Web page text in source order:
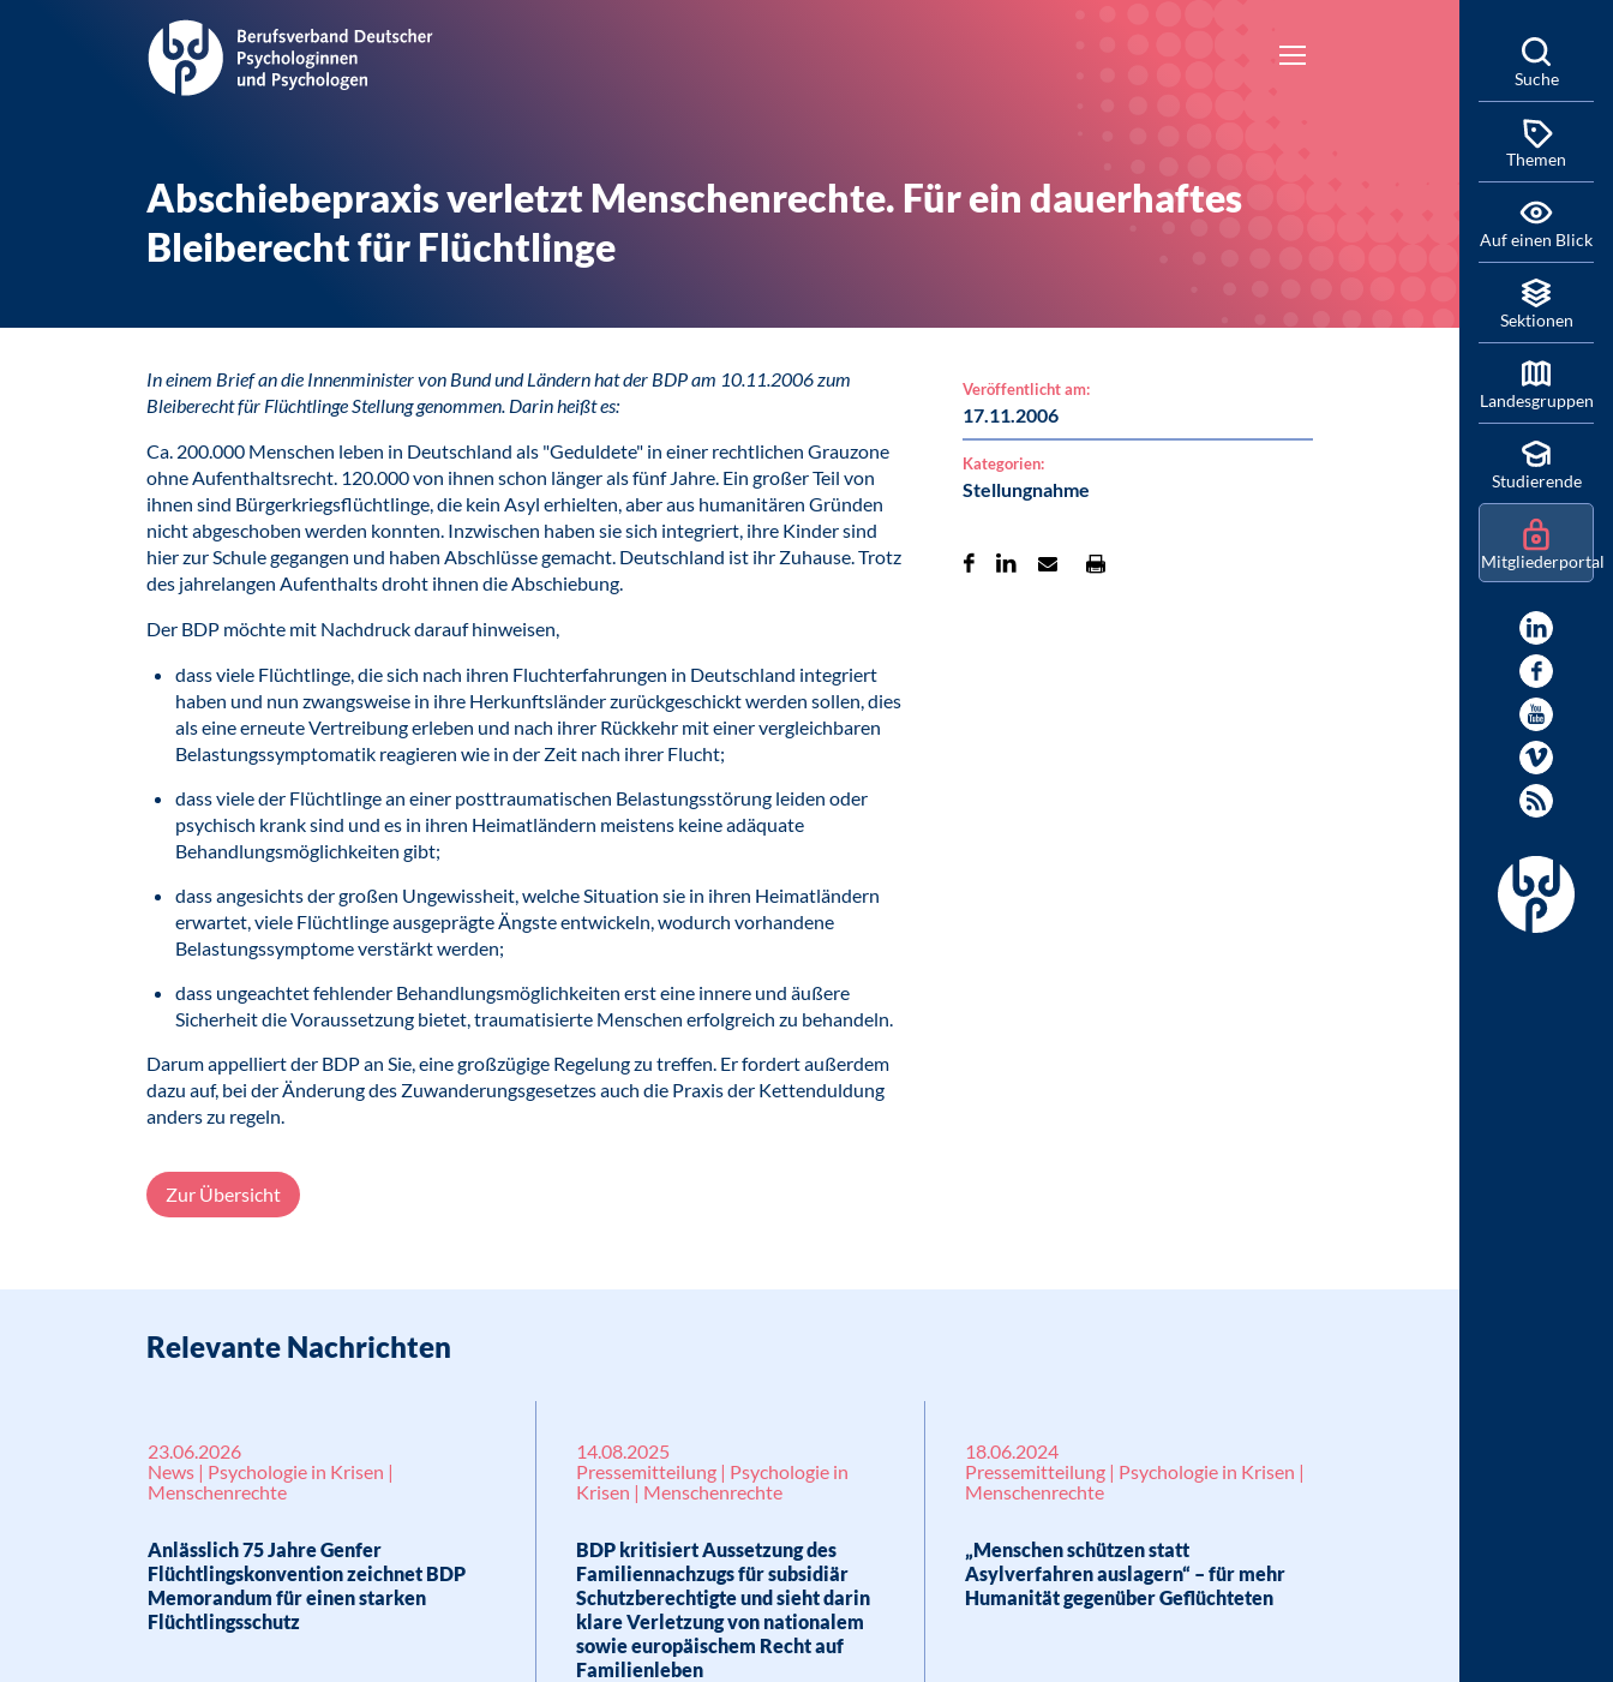
Abschiebepraxis verletzt Menschenrechte. Für ein dauerhaftes
Bleiberecht für Flüchtlinge
In einem Brief an die Innenminister von Bund und Ländern hat der BDP am 10.11.2006 zum
Bleiberecht für Flüchtlinge Stellung genommen. Darin heißt es:
Ca. 200.000 Menschen leben in Deutschland als "Geduldete" in einer rechtlichen Grauzone
ohne Aufenthaltsrecht. 120.000 von ihnen schon länger als fünf Jahre. Ein großer Teil von
ihnen sind Bürgerkriegsflüchtlinge, die kein Asyl erhielten, aber aus humanitären Gründen
nicht abgeschoben werden konnten. Inzwischen haben sie sich integriert, ihre Kinder sind
hier zur Schule gegangen und haben Abschlüsse gemacht. Deutschland ist ihr Zuhause. Trotz
des jahrelangen Aufenthalts droht ihnen die Abschiebung.
Der BDP möchte mit Nachdruck darauf hinweisen,
dass viele Flüchtlinge, die sich nach ihren Fluchterfahrungen in Deutschland integriert
haben und nun zwangsweise in ihre Herkunftsländer zurückgeschickt werden sollen, dies
als eine erneute Vertreibung erleben und nach ihrer Rückkehr mit einer vergleichbaren
Belastungssymptomatik reagieren wie in der Zeit nach ihrer Flucht;
dass viele der Flüchtlinge an einer posttraumatischen Belastungsstörung leiden oder
psychisch krank sind und es in ihren Heimatländern meistens keine adäquate
Behandlungsmöglichkeiten gibt;
dass angesichts der großen Ungewissheit, welche Situation sie in ihren Heimatländern
erwartet, viele Flüchtlinge ausgeprägte Ängste entwickeln, wodurch vorhandene
Belastungssymptome verstärkt werden;
dass ungeachtet fehlender Behandlungsmöglichkeiten erst eine innere und äußere
Sicherheit die Voraussetzung bietet, traumatisierte Menschen erfolgreich zu behandeln.
Darum appelliert der BDP an Sie, eine großzügige Regelung zu treffen. Er fordert außerdem
dazu auf, bei der Änderung des Zuwanderungsgesetzes auch die Praxis der Kettenduldung
anders zu regeln.
Veröffentlicht am:
17.11.2006
Kategorien:
Stellungnahme
Zur Übersicht
Relevante Nachrichten
23.06.2026
News | Psychologie in Krisen |
Menschenrechte
Anlässlich 75 Jahre Genfer
Flüchtlingskonvention zeichnet BDP
Memorandum für einen starken
Flüchtlingsschutz
14.08.2025
Pressemitteilung | Psychologie in
Krisen | Menschenrechte
BDP kritisiert Aussetzung des
Familiennachzugs für subsidiär
Schutzberechtigte und sieht darin
klare Verletzung von nationalem
sowie europäischem Recht auf
Familienleben
18.06.2024
Pressemitteilung | Psychologie in Krisen |
Menschenrechte
„Menschen schützen statt
Asylverfahren auslagern“ – für mehr
Humanität gegenüber Geflüchteten
Suche
Themen
Auf einen Blick
Sektionen
Landesgruppen
Studierende
Mitgliederportal